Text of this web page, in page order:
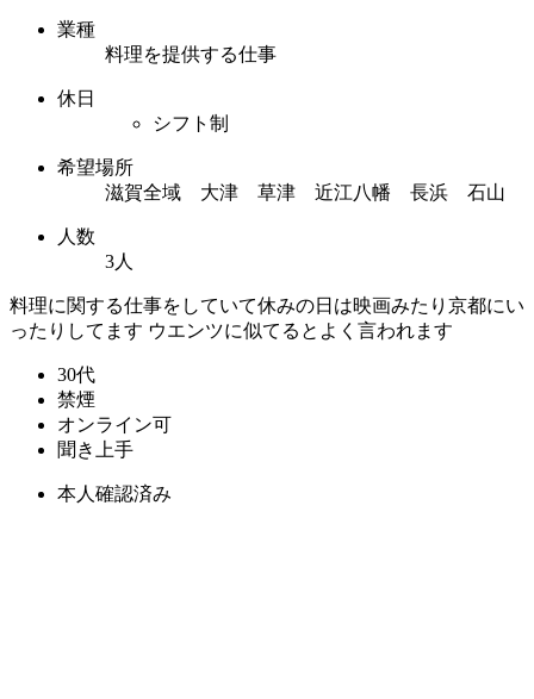
業種
料理を提供する仕事
休日
シフト制
希望場所
滋賀全域 大津 草津 近江八幡 長浜 石山
人数
3人
料理に関する仕事をしていて休みの日は映画みたり京都にい
ったりしてます ウエンツに似てるとよく言われます
30代
禁煙
オンライン可
聞き上手
本人確認済み